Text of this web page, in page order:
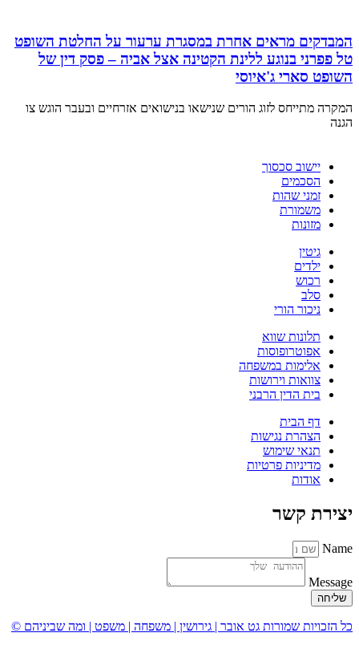
המבדקים מראים אחרת במסגרת ערעור על החלטת השופט
טל פפרני בנוגע ללינת הקטינה אצל אביה – פסק דין של
השופט סארי ג'איוסי
המקרה מתייחס לזוג הורים שנישאו בנישואים אזרחיים ובעבר הוגש צו
הגנה
יישוב סכסוך
הסכמים
זמני שהות
משמורת
מזונות
גיטין
ילדים
רכוש
סלב
ניכור הורי
תלונות שווא
אפוטרופוסות
אלימות במשפחה
צוואות וירושות
בית הדין הרבני
דף הבית
הצהרת נגישות
תנאי שימוש
מדיניות פרטיות
אודות
יצירת קשר
Name
Message
שליחה
כל הזכויות שמורות גט אובר | גירושין | משפחה | משפט | ומה שביניהם ©